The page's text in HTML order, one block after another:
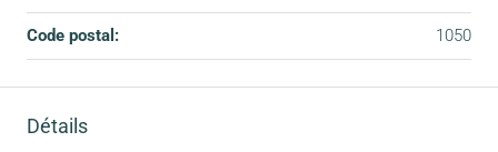
Code postal: 1050
Détails